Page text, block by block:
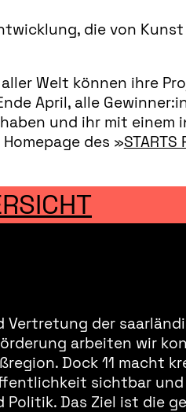
die von
Welt können ihre
April, alle
und ihr mit einem
des »STARTS
Vertretung der
arbeiten wir
Dock 11 macht
sichtbar
Das Ziel ist die